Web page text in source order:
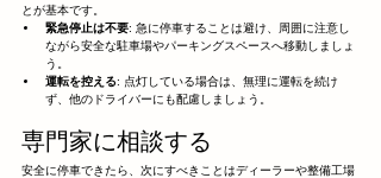
とが基本です。
緊急停止は不要: 急に停車することは避け、周囲に注意し
ながら安全な駐車場やパーキングスペースへ移動しましょ
う。
運転を控える: 点灯している場合は、無理に運転を続け
ず、他のドライバーにも配慮しましょう。
専門家に相談する
安全に停車できたら、次にすべきことはディーラーや整備工場